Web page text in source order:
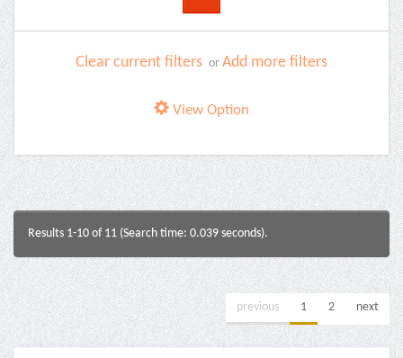
Clear current filters or Add more filters
View Option
Results 1-10 of 11 (Search time: 0.039 seconds).
previous 1 2 next